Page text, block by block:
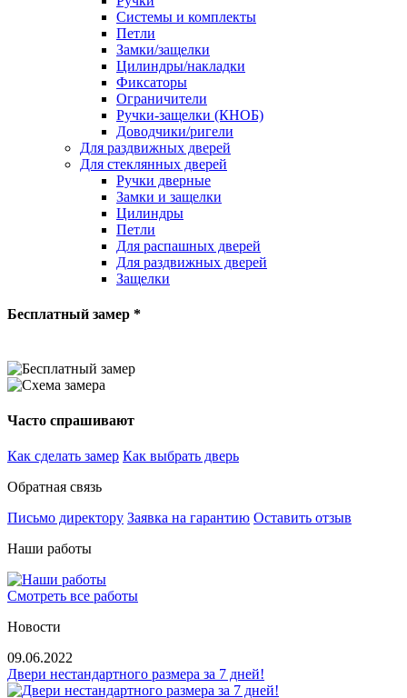
Системы и комплекты
Петли
Замки/защелки
Цилиндры/накладки
Фиксаторы
Ограничители
Ручки-защелки (КНОБ)
Доводчики/ригели
Для раздвижных дверей
Для стеклянных дверей
Ручки дверные
Замки и защелки
Цилиндры
Петли
Для распашных дверей
Для раздвижных дверей
Защелки
Бесплатный замер *
Часто спрашивают
Как сделать замер Как выбрать дверь
Обратная связь
Письмо директору Заявка на гарантию Оставить отзыв
Наши работы
Смотреть все работы
Новости
09.06.2022
Двери нестандартного размера за 7 дней!